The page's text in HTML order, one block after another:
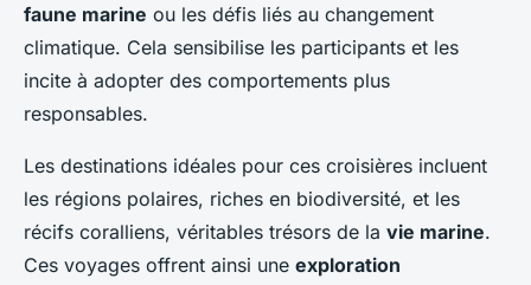
faune marine ou les défis liés au changement
climatique. Cela sensibilise les participants et les
incite à adopter des comportements plus
responsables.
Les destinations idéales pour ces croisières incluent
les régions polaires, riches en biodiversité, et les
récifs coralliens, véritables trésors de la vie marine.
Ces voyages offrent ainsi une exploration